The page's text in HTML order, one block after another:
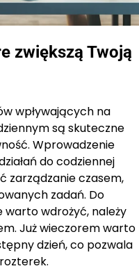
zwiększą Twoją
wpływających na
są skuteczne
Wprowadzenie
do codziennej
zarządzanie czasem,
zadań. Do
warto wdrożyć, należy
Już wieczorem warto
dzień, co pozwala